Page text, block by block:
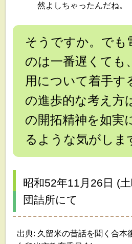
然よしちゃったんだね。
そうですか。でも
のは一番遅くても
用について着手す
の進歩的な考え方
の開拓精神を如実
るような気がしま
昭和52年11月26日 (
団詰所にて
出典: 久留米の昔話を聞く合本